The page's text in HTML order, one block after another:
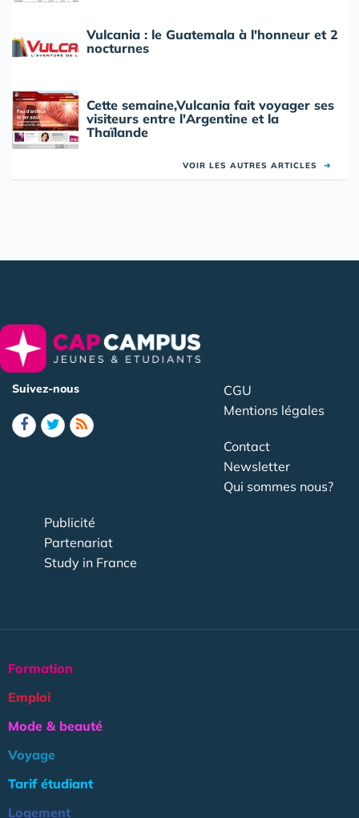
Vulcania : le Guatemala à l'honneur et 2
nocturnes
Cette semaine,Vulcania fait voyager ses
visiteurs entre l'Argentine et la
Thaïlande
VOIR LES AUTRES ARTICLES ➜
Suivez-nous
CGU
Mentions légales
Contact
Newsletter
Qui sommes nous?
Publicité
Partenariat
Study in France
Formation
Emploi
Mode & beauté
Voyage
Tarif étudiant
Logement